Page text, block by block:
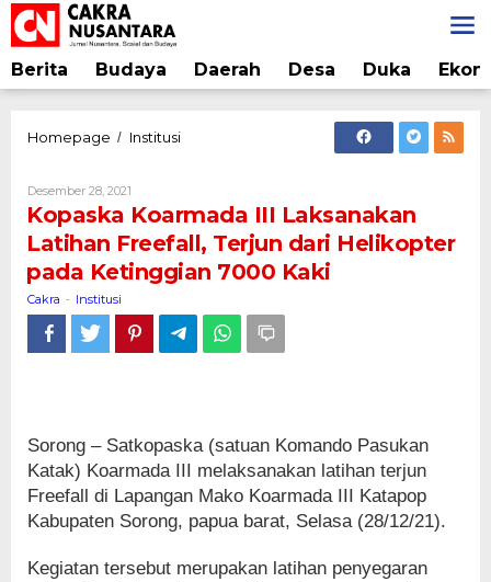
Lewati
ke
konten
Berita Budaya Daerah Desa Duka
Homepage / InstitusiKopaska
Latihan
Freefall,
Terjun
Helikopter
pada
Ketinggian
Desember 28, 2021
Cakra
Kopaska Koarmada III Laksanakan
Latihan Freefall, Terjun dari Helikopter
pada Ketinggian 7000 Kaki
Cakra - Institusi
Sorong – Satkopaska (satuan Komando Pasukan
Katak) Koarmada III melaksanakan latihan terjun
Freefall di Lapangan Mako Koarmada III Katapop
Kabupaten Sorong, papua barat, Selasa (28/12/21).
Kegiatan tersebut merupakan latihan penyegaran